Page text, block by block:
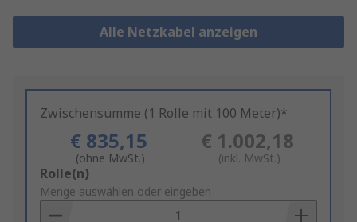
Alle Netzkabel anzeigen
Zwischensumme (1 Rolle mit 100 Meter)*
€ 835,15
(ohne MwSt.)
€ 1.002,18
(inkl. MwSt.)
Add
to
Basket
Rolle(n)
Menge auswählen oder eingeben